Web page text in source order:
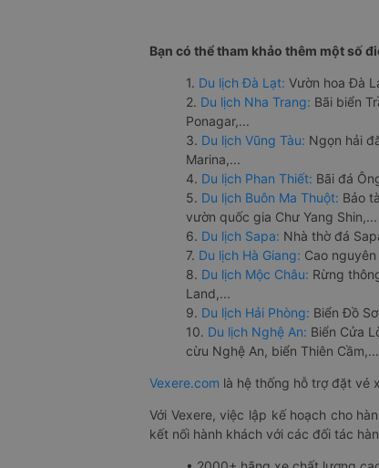
Bạn có thể tham khảo thêm một số
1. Du lịch Đà Lạt: Vườn hoa Đà
2. Du lịch Nha Trang: Bãi biển
Ponagar,...
3. Du lịch Vũng Tàu: Ngọn hải
Marina,...
4. Du lịch Phan Thiết: Bãi đá
5. Du lịch Buôn Ma Thuột: Bảo
vườn quốc gia Chư Yang Shin,...
6. Du lịch Sapa: Nhà thờ đá
7. Du lịch Hà Giang: Cao
8. Du lịch Mộc Châu: Rừng
Land,...
9. Du lịch Hải Phòng: Biển Đồ
10. Du lịch Nghệ An: Biển Cửa
cừu Nghệ An, biển Thiên Cầm,...
Vexere.com là hệ thống hỗ trợ đặt vé
Với Vexere, việc lập kế hoạch cho
kết nối hành khách với các đối tác